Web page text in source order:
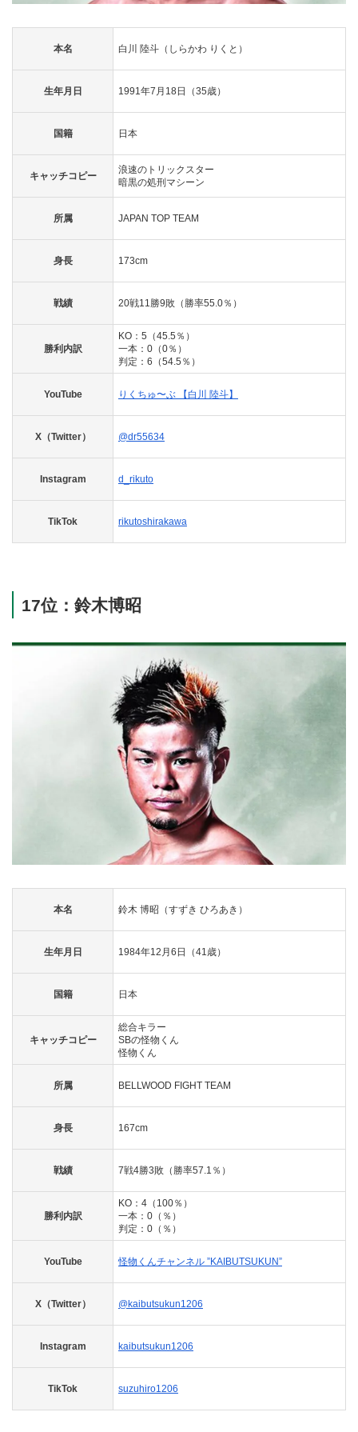
本名 白川 陸斗（しらかわ りくと）
生年月日 1991年7月18日（35歳）
国籍 日本
キャッチコピー
浪速のトリックスター
暗黒の処刑マシーン
所属 JAPAN TOP TEAM
身長 173cm
戦績 20戦11勝9敗（勝率55.0％）
勝利内訳
KO：5（45.5％）
一本：0（0％）
判定：6（54.5％）
YouTube りくちゅ〜ぶ 【白川 陸斗】
X（Twitter） @dr55634
Instagram d_rikuto
TikTok rikutoshirakawa
17位：鈴木博昭
本名 鈴木 博昭（すずき ひろあき）
生年月日 1984年12月6日（41歳）
国籍 日本
キャッチコピー
総合キラー
SBの怪物くん
怪物くん
所属 BELLWOOD FIGHT TEAM
身長 167cm
戦績 7戦4勝3敗（勝率57.1％）
勝利内訳
KO：4（100％）
一本：0（％）
判定：0（％）
YouTube 怪物くんチャンネル ”KAIBUTSUKUN”
X（Twitter） @kaibutsukun1206
Instagram kaibutsukun1206
TikTok suzuhiro1206